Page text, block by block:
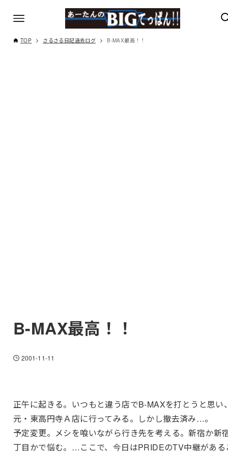
TOP さるさる日記過去ログ B-MAX最高！！
B-MAX最高！！
2001-11-11
正午に起きる。いつもと違う店でB-MAXを打とうと思い
元・東高円寺Ａ店に行ってみる。しかし撤去済み…。
予定変更。メシを喰いながら行き先を考える。新宿か新
丁目かで悩む。…ここで、今日はPRIDEのTV中継がある